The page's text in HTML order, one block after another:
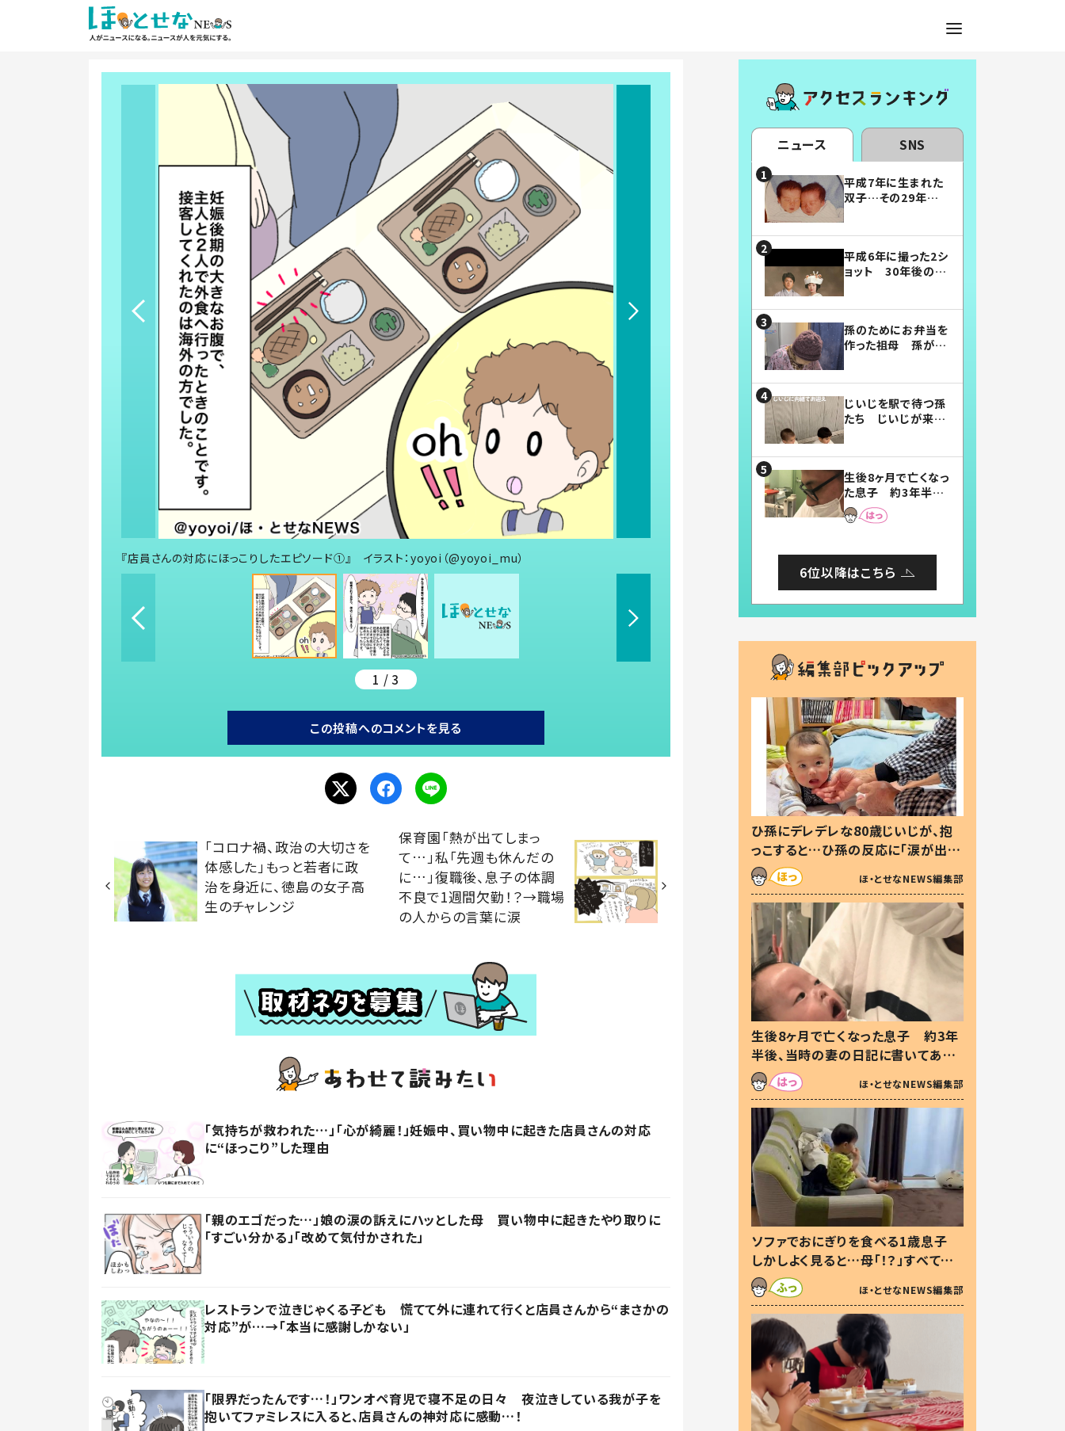
『店員さんの対応にほっこりしたエピソード①』 イラスト：yoyoi（@yoyoi_mu）
1 / 3
この投稿へのコメントを見る
「コロナ禍、政治の大切さを
体感した」もっと若者に政
治を身近に、徳島の女子高
生のチャレンジ
保育園「熱が出てしまっ
て…」私「先週も休んだの
に…」復職後、息子の体調
不良で1週間欠勤！？→職場
の人からの言葉に涙
「気持ちが救われた…」「心が綺麗！」妊娠中、買い物中に起きた店員さんの対応
に“ほっこり”した理由
「親のエゴだった…」娘の涙の訴えにハッとした母 買い物中に起きたやり取りに
「すごい分かる」「改めて気付かされた」
レストランで泣きじゃくる子ども 慌てて外に連れて行くと店員さんから“まさかの
対応”が…→「本当に感謝しかない」
「限界だったんです…！」ワンオペ育児で寝不足の日々 夜泣きしている我が子を
抱いてファミレスに入ると、店員さんの神対応に感動…！
ニュース SNS
平成7年に生まれた
双子…その29年後
平成6年に撮った2シ
ョット 30年後の姿
孫のためにお弁当を
作った祖母 孫が絶
じいじを駅で待つ孫
たち じいじが来た
まらない」「幸せにな
れる」
生後8ヶ月で亡くなっ
た息子 約3年半
後、当時の妻の日記
に書いてあった本音
6位以降はこちら
ひ孫にデレデレな80歳じいじが、抱
っこすると…ひ孫の反応に「涙が出ま
した」「可愛くて仕方ない」
ほ・とせなNEWS編集部
生後8ヶ月で亡くなった息子 約3年
半後、当時の妻の日記に書いてあっ
た本音とは
ほ・とせなNEWS編集部
ソファでおにぎりを食べる1歳息子
しかしよく見ると…母「！？」すべてを
察した母の投稿に「可愛いから許
す！」「現行犯〜」
ほ・とせなNEWS編集部